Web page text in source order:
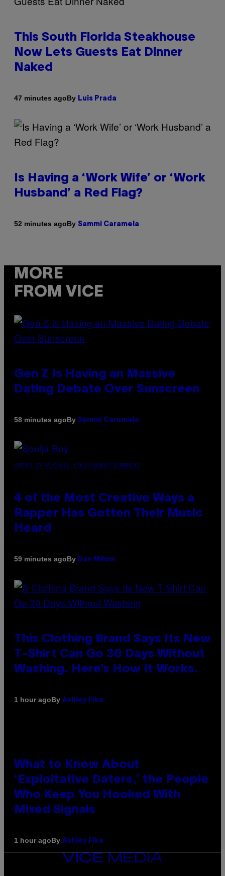
This South Florida Steakhouse
Now Lets Guests Eat Dinner
Naked
47 minutes agoBy Luis Prada
Is Having a ‘Work Wife’ or ‘Work
Husband’ a Red Flag?
52 minutes agoBy Sammi Caramela
MORE
FROM VICE
Gen Z Is Having an Massive
Dating Debate Over Sunscreen
58 minutes agoBy Sammi Caramela
PHOTO BY MICHAEL LOCCISANO/FILMMAGIC
4 of the Most Creative Ways a
Rapper Has Gotten Their Music
Heard
59 minutes agoBy Dan Milam
This Clothing Brand Says Its New
T-Shirt Can Go 30 Days Without
Washing. Here’s How It Works.
1 hour agoBy Ashley Fike
What to Know About
‘Exploitative Daters,’ the People
Who Keep You Hooked With
Mixed Signals
1 hour agoBy Ashley Fike
VICE
MEDIA